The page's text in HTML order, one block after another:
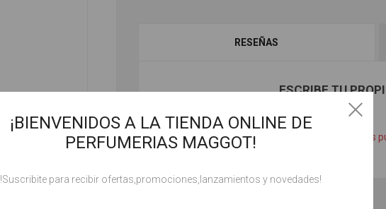
RESEÑAS
ESCRIBE TU
Solo los usuarios registrados
¡BIENVENIDOS A LA TIENDA ONLINE DE
PERFUMERIAS MAGGOT!
!Suscribite para recibir ofertas,promociones,lanzamientos y novedades!